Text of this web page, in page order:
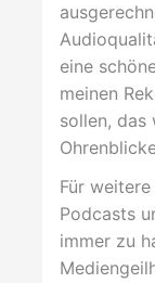
eine
meinen
sollen,
Für
Podcasts
immer zu